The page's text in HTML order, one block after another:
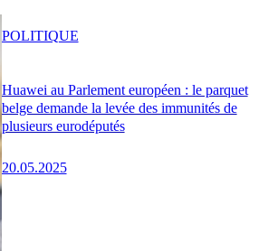
Huawei au Parlement européen : le parquet
belge demande la levée des immunités de
plusieurs eurodéputés
20.05.2025
POLITIQUE